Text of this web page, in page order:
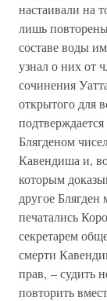
настаивали на
лишь
составе воды
узнал о них от
сочинения
открытого для
Блягденом
Кавендиша и,
которым
другое
печатались
секретарем
смерти
прав, – судить
повторить